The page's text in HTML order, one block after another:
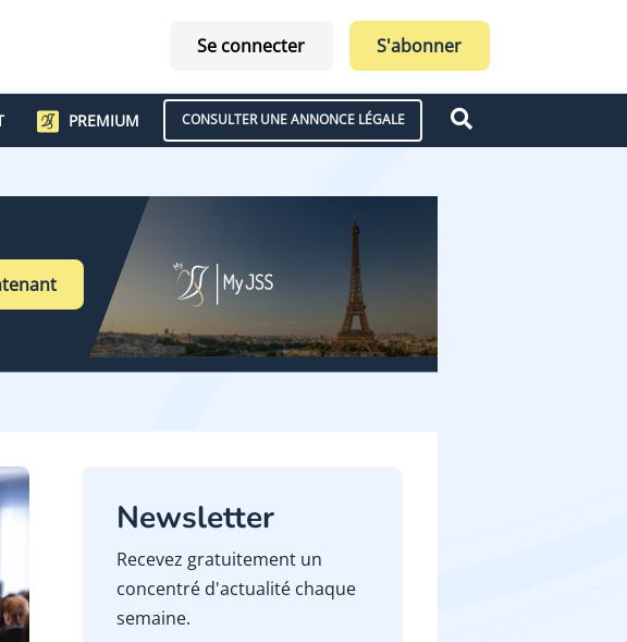
Se connecter S'abonner
PREMIUM CONSULTER UNE ANNONCE LÉGALE
Newsletter
Recevez gratuitement un
concentré d'actualité chaque
semaine.